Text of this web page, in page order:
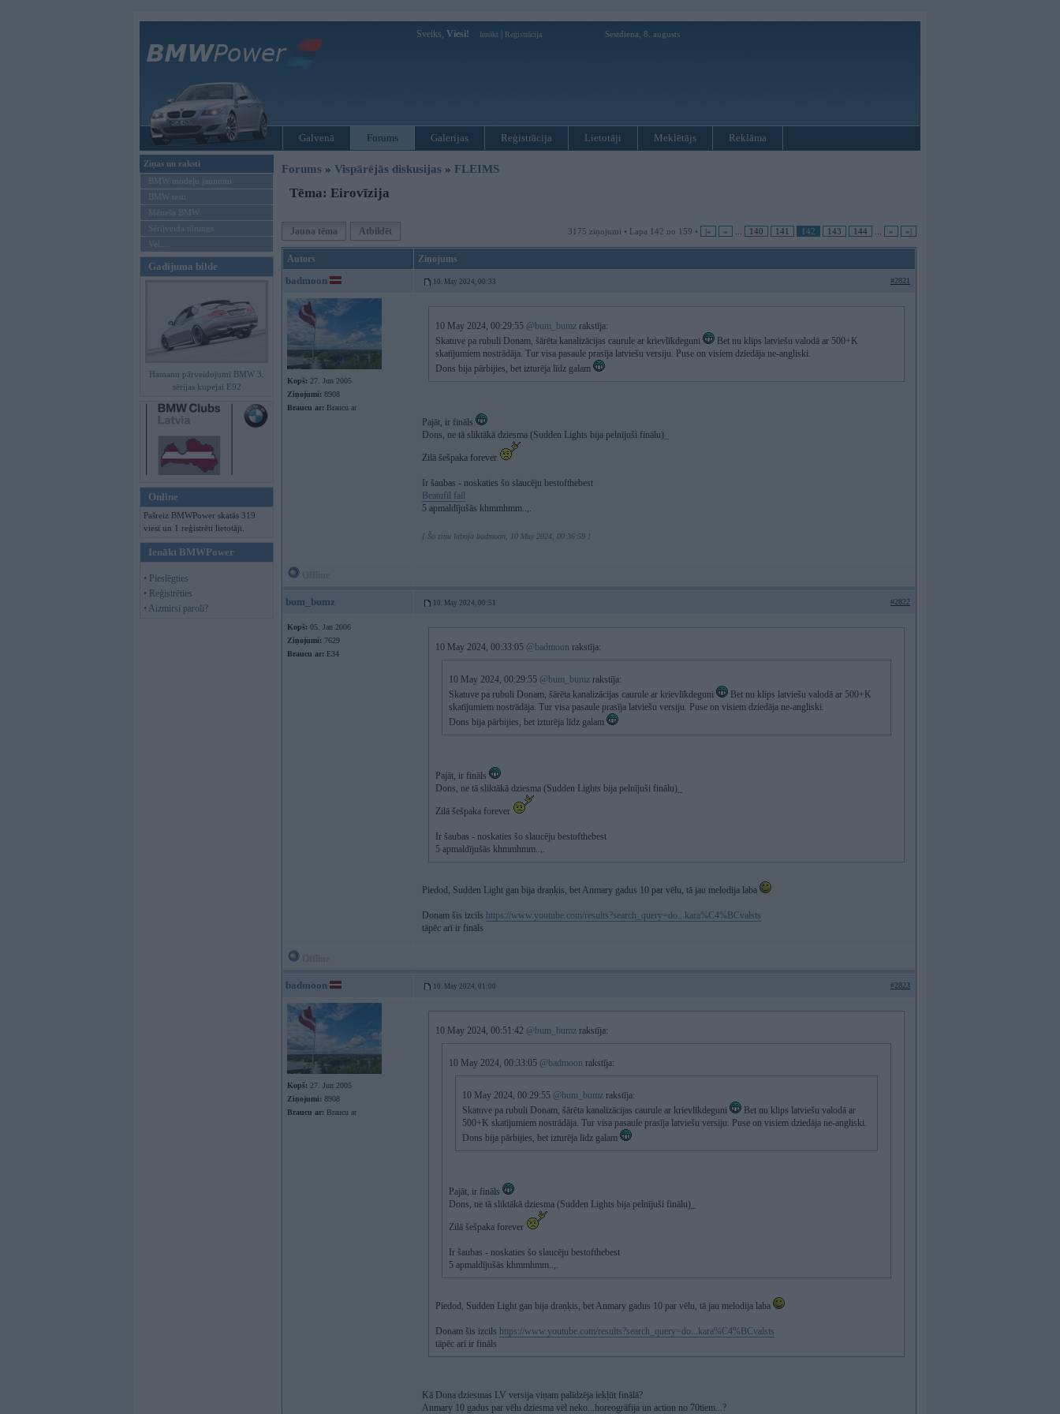
Sveiks, Viesi! Ienākt Reģistrācija Sestdiena, 8. augusts
Galvenā Forums Galerijas Reģistrācija Lietotāji Meklētājs Reklāma
Ziņas un raksti
BMW modeļu jaunumi
BMW testi
Mēneša BMW
Sērijveida tūnings
Vel...
Gadījuma bilde
Hamann pārveidojumi BMW 3.
sērijas kupejai E92
Online
Pašreiz BMWPower skatās 319
viesi un 1 reģistrēti lietotāji.
Ienākt BMWPower
• Pieslēgties
• Reģistrēties
• Aizmirsi paroli?
Forums » Vispārējās diskusijas » FLEIMS
Tēma: Eirovīzija
Jauna tēma Atbildēt 3175 ziņojumi • Lapa 142 no 159 • |« « 140 141 142 143 144 » »|
Autors Ziņojums
badmoon 10. May 2024, 00:33 #2821
Kopš: 27. Jun 2005
Ziņojumi: 8908
Braucu ar: Braucu ar
10 May 2024, 00:29:55 @bum_bumz rakstīja:
Skatuve pa rubuli Donam, šārēta kanalizācijas caurule ar krievlīkdeguni
Bet nu klips latviešu valodā ar 500+K
skatījumiem nostrādāja. Tur visa pasaule prasīja latviešu versiju. Puse on visiem dziedāja ne-angliski.
Dons bija pārbijies, bet izturēja līdz galam
Pajāt, ir fināls
Dons, ne tā sliktākā dziesma (Sudden Lights bija pelnījuši finālu)_
Zilā šešpaka forever
Ir šaubas - noskaties šo slaucēju bestofthebest
Beatufil fail
5 apmaldījušās khmmhmm..,.
[ Šo ziņu laboja badmoon, 10 May 2024, 00:36:59 ]
bum_bumz 10. May 2024, 00:51 #2822
Kopš: 05. Jan 2006
Ziņojumi: 7629
Braucu ar: E34
10 May 2024, 00:33:05 @badmoon rakstīja:
10 May 2024, 00:29:55 @bum_bumz rakstīja:
Skatuve pa rubuli Donam, šārēta kanalizācijas caurule ar krievlīkdeguni
Bet nu klips latviešu valodā ar 500+K
skatījumiem nostrādāja. Tur visa pasaule prasīja latviešu versiju. Puse on visiem dziedāja ne-angliski.
Dons bija pārbijies, bet izturēja līdz galam
Pajāt, ir fināls
Dons, ne tā sliktākā dziesma (Sudden Lights bija pelnījuši finālu)_
Zilā šešpaka forever
Ir šaubas - noskaties šo slaucēju bestofthebest
5 apmaldījušās khmmhmm..,.
Piedod, Sudden Light gan bija draņķis, bet Anmary gadus 10 par vēlu, tā jau melodija laba
Donam šis izcils https://www.youtube.com/results?search_query=do...kara%C4%BCvalsts
tāpēc arī ir fināls
badmoon 10. May 2024, 01:00 #2823
Kopš: 27. Jun 2005
Ziņojumi: 8908
Braucu ar: Braucu ar
10 May 2024, 00:51:42 @bum_bumz rakstīja:
10 May 2024, 00:33:05 @badmoon rakstīja:
10 May 2024, 00:29:55 @bum_bumz rakstīja:
Skatuve pa rubuli Donam, šārēta kanalizācijas caurule ar krievlīkdeguni
Bet nu klips latviešu valodā ar
500+K skatījumiem nostrādāja. Tur visa pasaule prasīja latviešu versiju. Puse on visiem dziedāja ne-angliski.
Dons bija pārbijies, bet izturēja līdz galam
Pajāt, ir fināls
Dons, ne tā sliktākā dziesma (Sudden Lights bija pelnījuši finālu)_
Zilā šešpaka forever
Ir šaubas - noskaties šo slaucēju bestofthebest
5 apmaldījušās khmmhmm..,.
Piedod, Sudden Light gan bija draņķis, bet Anmary gadus 10 par vēlu, tā jau melodija laba
Donam šis izcils https://www.youtube.com/results?search_query=do...kara%C4%BCvalsts
tāpēc arī ir fināls
Kā Dona dziesmas LV versija viņam palīdzēja iekļūt finālā?
Anmary 10 gadus par vēlu dziesma vēl neko...horeogrāfija un action no 70tiem...?